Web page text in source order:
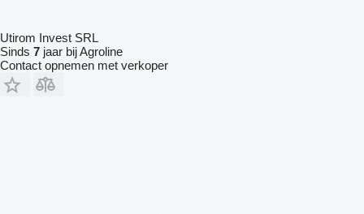
Utirom Invest SRL
Sinds 7 jaar bij Agroline
Contact opnemen met verkoper